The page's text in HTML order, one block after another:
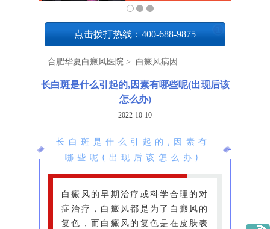
点击拨打热线：400-688-9875
合肥华夏白癜风医院 > 白癜风病因
长白斑是什么引起的,因素有哪些呢(出现后该
怎么办)
2022-10-10
长白斑是什么引起的,因素有
哪些呢(出现后该怎么办)
白癜风的早期治疗或科学合理的对
症治疗，白癜风都是为了白癜风的
复色，而白癜风的复色是在皮肤表